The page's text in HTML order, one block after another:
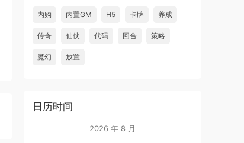
内购 内置GM H5 卡牌 养成
传奇 仙侠 代码 回合 策略
魔幻 放置
日历时间
2026 年 8 月